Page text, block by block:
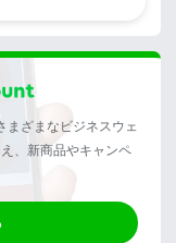
まざまなビジネスウェ
、新商品やキャンペ